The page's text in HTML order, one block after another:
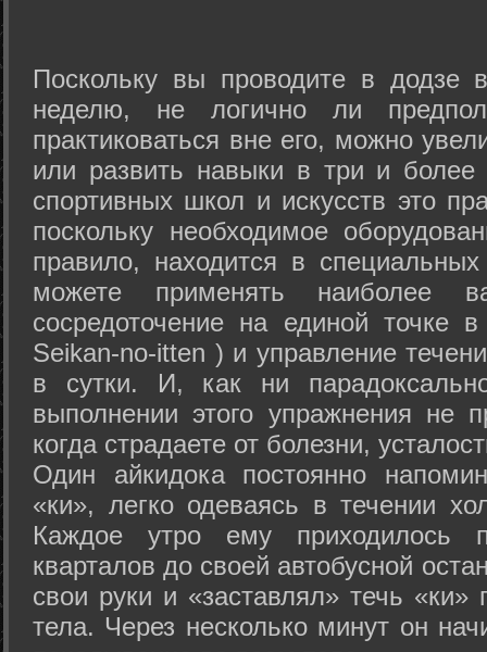
Поскольку вы проводите в додзе
неделю, не логично ли
практиковаться вне его, можно
или развить навыки в три и
спортивных школ и искусств это
поскольку необходимое
правило, находится в
можете применять наиболее
сосредоточение на единой точке
Seikan-­no-­itten ) и управление
в сутки. И, как ни
выполнении этого упражнения не
когда страдаете от болезни,
Один айкидока постоянно
«ки», легко одеваясь в течении
Каждое утро ему приходилось
кварталов до своей автобусной
свои руки и «заставлял» течь «ки»
тела. Через несколько минут он